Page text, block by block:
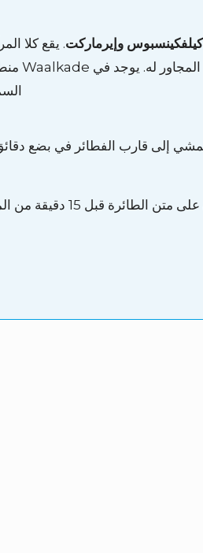
كيلفكينسبوس وإيرماركت
إلى قارب الفطائر في بضع
ننصحك بمغادرة المنزل في